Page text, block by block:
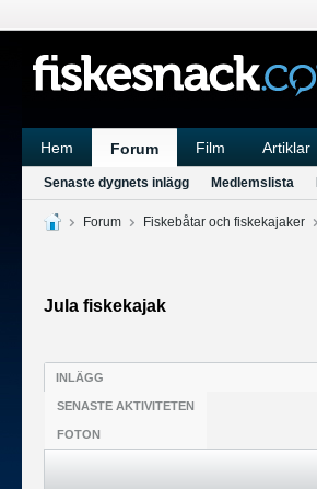
Hem Forum Film Artiklar
Senaste dygnets inlägg Medlemslista
Forum Fiskebåtar och fiskekajaker
Jula fiskekajak
INLÄGG
SENASTE AKTIVITETEN
FOTON